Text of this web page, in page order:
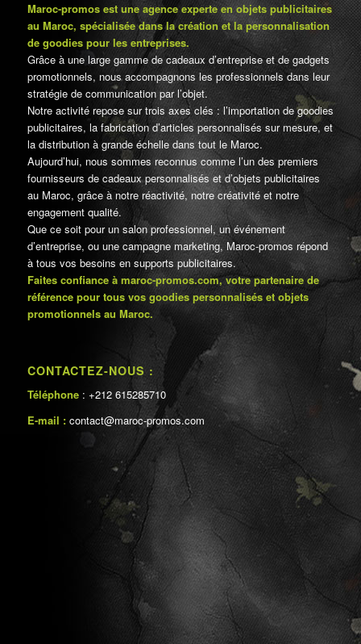
Maroc-promos est une agence experte en objets publicitaires
au Maroc, spécialisée dans la création et la personnalisation
de goodies pour les entreprises.
Grâce à une large gamme de cadeaux d’entreprise et de gadgets
promotionnels, nous accompagnons les professionnels dans leur
stratégie de communication par l’objet.
Notre activité repose sur trois axes clés : l’importation de goodies
publicitaires, la fabrication d’articles personnalisés sur mesure, et
la distribution à grande échelle dans tout le Maroc.
Aujourd’hui, nous sommes reconnus comme l’un des premiers
fournisseurs de cadeaux personnalisés et d’objets publicitaires
au Maroc, grâce à notre réactivité, notre créativité et notre
engagement qualité.
Que ce soit pour un salon professionnel, un événement
d’entreprise, ou une campagne marketing, Maroc-promos répond
à tous vos besoins en supports publicitaires.
Faites confiance à maroc-promos.com, votre partenaire de
référence pour tous vos goodies personnalisés et objets
promotionnels au Maroc.
CONTACTEZ-NOUS :
Téléphone : +212 615285710
E-mail : contact@maroc-promos.com